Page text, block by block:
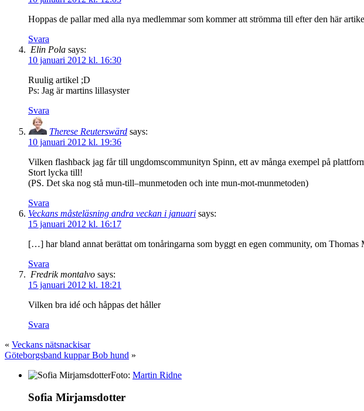
Hoppas de pallar med alla nya medlemmar som kommer att strömma till efter den här
Svara
Elin Pola says:
10 januari 2012 kl. 16:30
Ruulig artikel ;D
Ps: Jag är martins lillasyster
Svara
Therese Reuterswärd says:
10 januari 2012 kl. 19:36
Vilken flashback jag får till ungdomscommunityn Spinn, ett av många exempel på
Stort lycka till!
(PS. Det ska nog stå mun-till–munmetoden och inte mun-mot-munmetoden)
Svara
Veckans måsteläsning andra veckan i januari says:
15 januari 2012 kl. 16:17
[…] har bland annat berättat om tonåringarna som byggt en egen community, om
Svara
Fredrik montalvo says:
15 januari 2012 kl. 18:21
Vilken bra idé och håppas det håller
Svara
« Veckans nätsnackisar
Göteborgsband kuppar Bob hund »
Foto: Martin Ridne
Sofia Mirjamsdotter